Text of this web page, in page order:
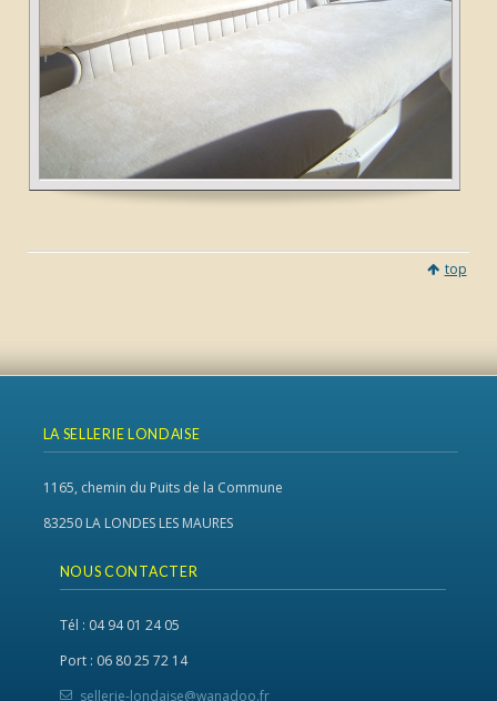
top
LA SELLERIE LONDAISE
1165, chemin du Puits de la Commune
83250 LA LONDES LES MAURES
NOUS CONTACTER
Tél : 04 94 01 24 05
Port : 06 80 25 72 14
sellerie-londaise@wanadoo.fr